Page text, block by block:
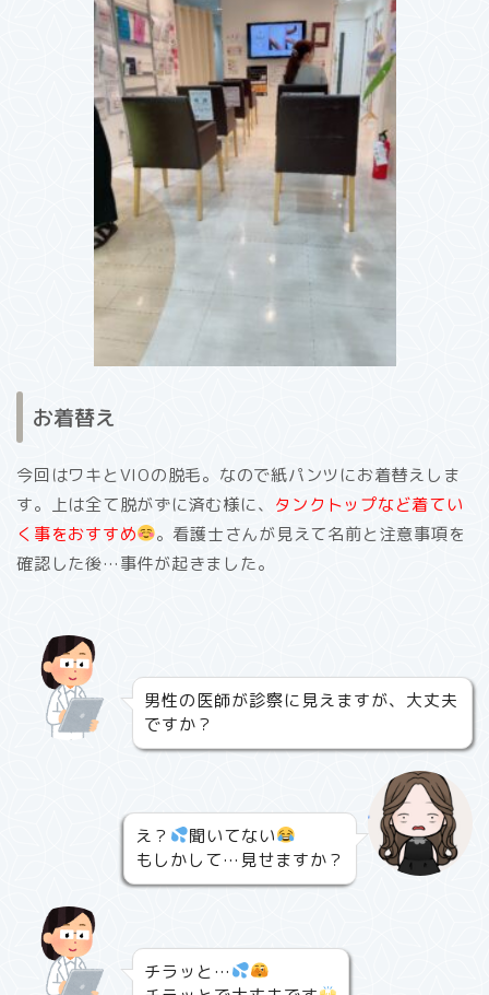
お着替え
今回はワキとVIOの脱毛。なので紙パンツにお着替えしま
す。上は全て脱がずに済む様に、 タンクトップなど着てい
く事をおすすめ
。看護士さんが見えて名前と注意事項を
確認した後…事件が起きました。
男性の医師が診察に見えますが、大丈夫
ですか？
え？
聞いてない
もしかして…見せますか？
チラッと…